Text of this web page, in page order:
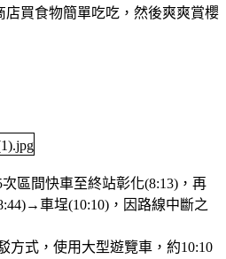
店買食物簡單吃吃，然後爽爽賞櫻
區間快車至終站彰化(8:13)，再
車埕(10:10)，因路線中斷之
方式，使用大型遊覽車，約10:10